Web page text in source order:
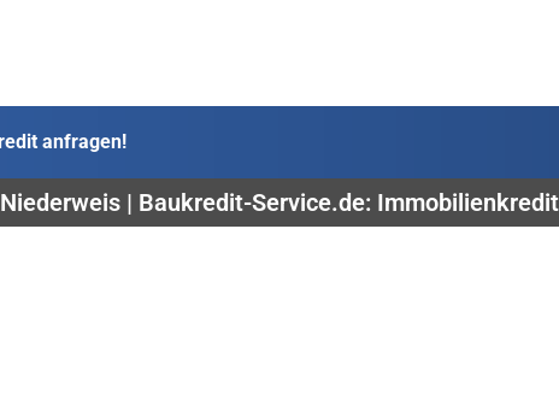
anfragen!
| Baukredit-Service.de: